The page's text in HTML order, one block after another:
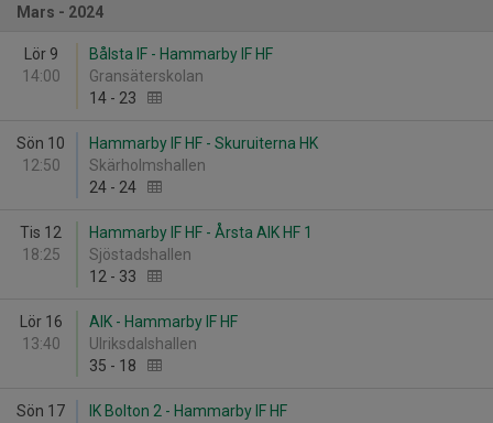
Mars - 2024
Lör 9
14:00
Bålsta IF - Hammarby IF HF
Gransäterskolan
14 - 23
Sön 10
12:50
Hammarby IF HF - Skuruiterna HK
Skärholmshallen
24 - 24
Tis 12
18:25
Hammarby IF HF - Årsta AIK HF 1
Sjöstadshallen
12 - 33
Lör 16
13:40
AIK - Hammarby IF HF
Ulriksdalshallen
35 - 18
Sön 17
IK Bolton 2 - Hammarby IF HF